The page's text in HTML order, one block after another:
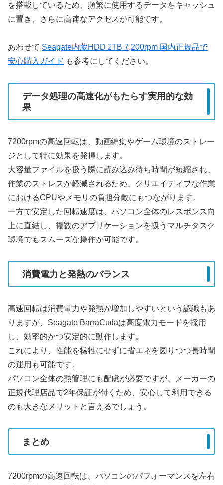
を搭載しているため、頻繁に使用するデータをキャッシュ
に置き、さらに高速なアクセスが可能です。
あわせて Seagate内蔵HDD 2TB 7,200rpm 国内正規品で
安心購入ガイド も参考にしてください。
データ処理の高速化がもたらす実用的な効
果
7200rpmの高速回転は、動画編集やゲーム環境のストレー
ジとして特に効果を発揮します。
大容量ファイルを扱う際に読み込み待ち時間が短縮され、
作業のストレスが軽減されるため、クリエイティブな作業
におけるCPUやメモリの負担分散にもつながります。
一方で安定した回転速度は、パソコン全体のレスポンス向
上に直結し、複数のアプリケーションを扱うマルチタスク
環境でもスムーズな操作が可能です。
消費電力と発熱のバランス
高速回転は消費電力や発熱が増加しやすいという認識もあ
りますが、Seagate BarraCudaは高度電力モードを採用
し、効率的かつ安定的に動作します。
これにより、性能を犠牲にせずに省エネを図りつつ長時間
の運用も可能です。
パソコン全体の熱管理にも配慮が必要ですが、メーカーの
正規代理店品で2年保証が付くため、安心して利用できる
のも大きなメリットと言えるでしょう。
まとめ
7200rpmの高速回転は、パソコンのパフォーマンスを左右